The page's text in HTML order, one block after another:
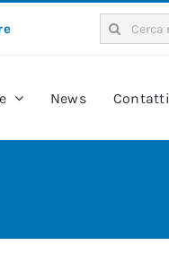
Cerca
News Contatti